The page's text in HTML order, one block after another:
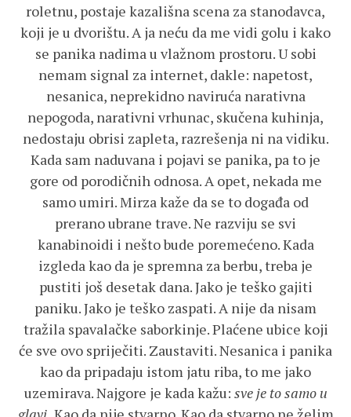
roletnu, postaje kazališna scena za stanodavca,
koji je u dvorištu. A ja neću da me vidi golu i kako
se panika nadima u vlažnom prostoru. U sobi
nemam signal za internet, dakle: napetost,
nesanica, neprekidno naviruća narativna
nepogoda, narativni vrhunac, skučena kuhinja,
nedostaju obrisi zapleta, razrešenja ni na vidiku.
Kada sam naduvana i pojavi se panika, pa to je
gore od porodičnih odnosa. A opet, nekada me
samo umiri. Mirza kaže da se to događa od
prerano ubrane trave. Ne razviju se svi
kanabinoidi i nešto bude poremećeno. Kada
izgleda kao da je spremna za berbu, treba je
pustiti još desetak dana. Jako je teško gajiti
paniku. Jako je teško zaspati. A nije da nisam
tražila spavalačke saborkinje. Plaćene ubice koji
će sve ovo spriječiti. Zaustaviti. Nesanica i panika
kao da pripadaju istom jatu riba, to me jako
uzemirava. Najgore je kada kažu: sve je to samo u